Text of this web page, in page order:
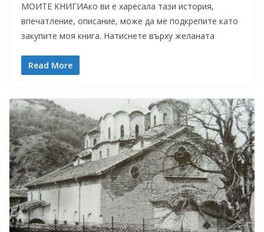
МОИТЕ КНИГИАко ви е харесала тази история,
впечатление, описание, може да ме подкрепите като
закупите моя книга. Натиснете върху желаната
Read More